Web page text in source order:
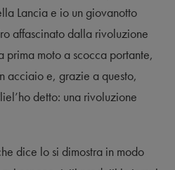
Lancia e io un giovanotto
affascinato dalla rivoluzione
prima moto a scocca portante,
acciaio e, grazie a questo,
detto: una rivoluzione
dice lo si dimostra in modo